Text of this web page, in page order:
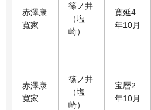
赤澤康
寬家
篠ノ井
（塩
崎）
寛延4
年10月
赤澤康
寬家
篠ノ井
（塩
崎）
宝暦2
年10月